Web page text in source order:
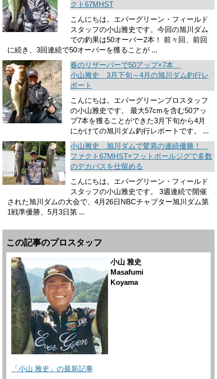
クト67MHST
こんにちは。エバーグリーン・フィールド
スタッフの小山雅史です。今回の旭川ダム
での釣果は50オーバー2本！ 前々回、前回
に続き、3回連続で50オーバーを獲ることが ...
春のリザーバーで50アップ×7本
小山雅史 3月下旬～4月の旭川ダム釣行レ
ポート
こんにちは。エバーグリーンプロスタッフ
の小山雅史です。 最大57cmを含む50アッ
プ7本を獲ることができた3月下旬から4月
にかけての旭川ダム釣行レポートです。 ...
小山雅史 旭川ダムで驚異の連続優勝！
ファクト67MHST×フットボールジグで多数
のデカバスを仕留める
こんにちは。エバーグリーン・フィールド
スタッフの小山雅史です。 3週連続で開催
された旭川ダムの大会で、4月26日NBCチャプター旭川ダム第
1戦準優勝、5月3日第 ...
この記事のプロスタッフ
小山 雅史
Masafumi
Koyama
「小山 雅史」の最新記事